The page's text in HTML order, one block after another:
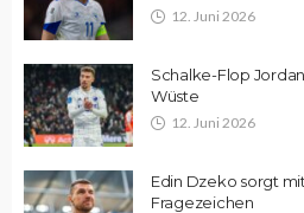
12. Juni 2026
Schalke-Flop
Wüste
12. Juni 2026
Edin Dzeko sorgt
Fragezeichen